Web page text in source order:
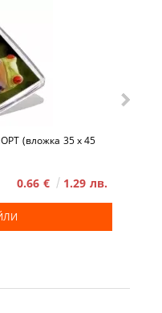
(вложка 35 x 45
0.66 € 1.29 лв.